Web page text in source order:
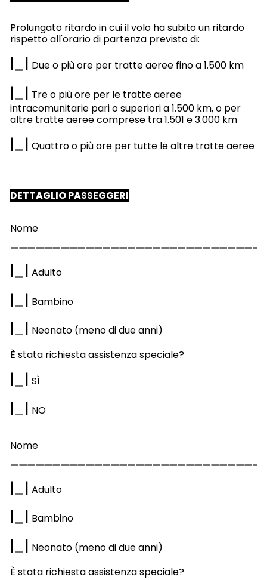
Prolungato ritardo in cui il volo ha subito un ritardo
rispetto all'orario di partenza previsto di:
| | Due o più ore per tratte aeree fino a 1.500 km
| | Tre o più ore per le tratte aeree
intracomunitarie pari o superiori a 1.500 km, o per
altre tratte aeree comprese tra 1.501 e 3.000 km
| | Quattro o più ore per tutte le altre tratte aeree
DETTAGLIO PASSEGGERI
Nome
| | Adulto
| | Bambino
| | Neonato (meno di due anni)
È stata richiesta assistenza speciale?
| | SÌ
| | NO
Nome
| | Adulto
| | Bambino
| | Neonato (meno di due anni)
È stata richiesta assistenza speciale?